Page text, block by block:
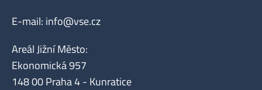
E-mail: info@vse.cz
Areál Jižní Město:
Ekonomická 957
148 00 Praha 4 - Kunratice